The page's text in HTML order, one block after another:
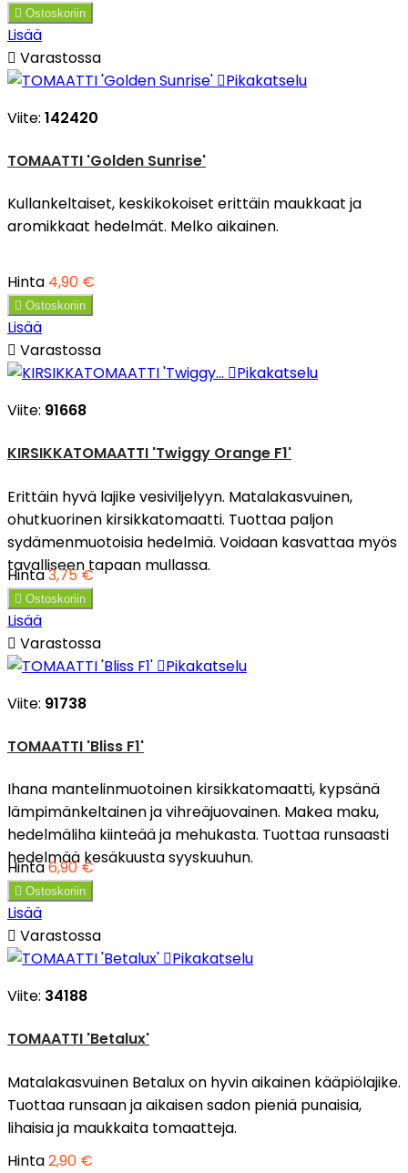
 Ostoskoriin
Lisää
 Varastossa
Pikakatselu
Viite: 142420
TOMAATTI 'Golden Sunrise'
Kullankeltaiset, keskikokoiset erittäin maukkaat ja
aromikkaat hedelmät. Melko aikainen.
Hinta 4,90 €
 Ostoskoriin
Lisää
 Varastossa
Pikakatselu
Viite: 91668
KIRSIKKATOMAATTI 'Twiggy Orange F1'
Erittäin hyvä lajike vesiviljelyyn. Matalakasvuinen,
ohutkuorinen kirsikkatomaatti. Tuottaa paljon
sydämenmuotoisia hedelmiä. Voidaan kasvattaa myös
tavalliseen tapaan mullassa.
Hinta3,75 €
 Ostoskoriin
Lisää
 Varastossa
Pikakatselu
Viite: 91738
TOMAATTI 'Bliss F1'
Ihana mantelinmuotoinen kirsikkatomaatti, kypsänä
lämpimänkeltainen ja vihreäjuovainen. Makea maku,
hedelmäliha kiinteää ja mehukasta. Tuottaa runsaasti
hedelmää kesäkuusta syyskuuhun.
Hinta6,90 €
 Ostoskoriin
Lisää
 Varastossa
Pikakatselu
Viite: 34188
TOMAATTI 'Betalux'
Matalakasvuinen Betalux on hyvin aikainen kääpiölajike.
Tuottaa runsaan ja aikaisen sadon pieniä punaisia,
lihaisia ja maukkaita tomaatteja.
Hinta2,90 €